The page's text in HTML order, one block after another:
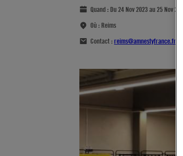
Quand : Du 24 Nov 2023 au 25 Nov 2023
Où : Reims
Contact :reims@amnestyfrance.fr